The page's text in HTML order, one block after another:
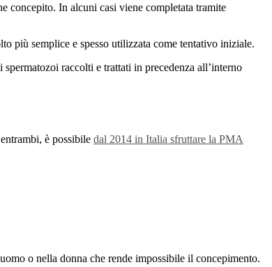
concepito. In alcuni casi viene completata tramite
più semplice e spesso utilizzata come tentativo iniziale.
raccolti e trattati in precedenza all’interno
è possibile dal 2014 in Italia sfruttare la PMA
o nella donna che rende impossibile il concepimento.